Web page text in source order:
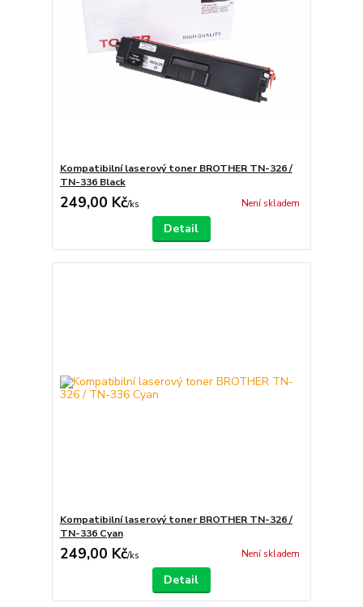
Kompatibilní laserový toner BROTHER TN-326 /
TN-336 Black
249,00 Kč/ks Není skladem
Detail
Kompatibilní laserový toner BROTHER TN-326 /
TN-336 Cyan
249,00 Kč/ks Není skladem
Detail